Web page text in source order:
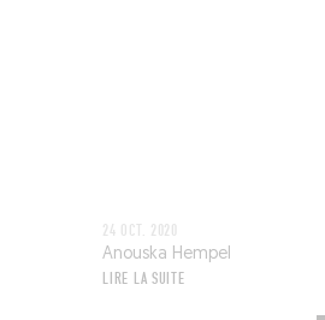
24 OCT. 2020
Anouska Hempel
LIRE LA SUITE